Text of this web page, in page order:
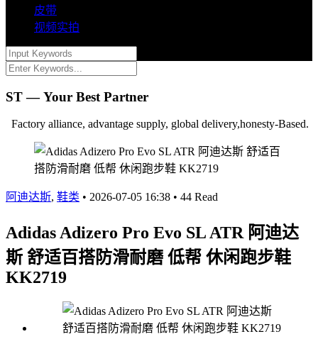
皮带
视频实拍
ST — Your Best Partner
Factory alliance, advantage supply, global delivery,honesty-Based.
阿迪达斯, 鞋类 • 2026-07-05 16:38 • 44 Read
Adidas Adizero Pro Evo SL ATR 阿迪达
斯 舒适百搭防滑耐磨 低帮 休闲跑步鞋
KK2719